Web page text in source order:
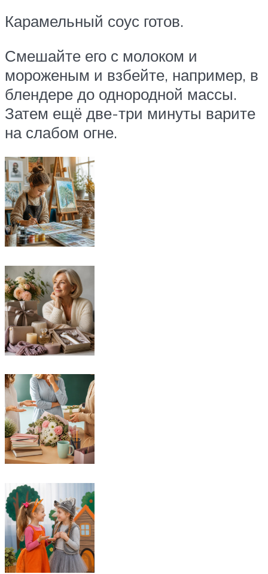
Карамельный соус готов.
Смешайте его с молоком и
мороженым и взбейте, например, в
блендере до однородной массы.
Затем ещё две-три минуты варите
на слабом огне.